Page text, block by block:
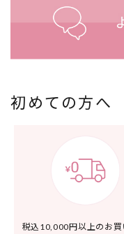
初めての方へ
税込10,000円以上の お